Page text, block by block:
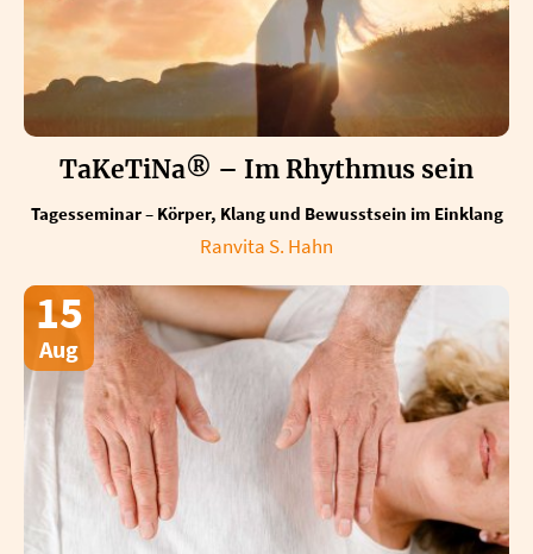
TaKeTiNa® – Im Rhythmus sein
Tagesseminar – Körper, Klang und Bewusstsein im Einklang
Ranvita S. Hahn
15
Aug